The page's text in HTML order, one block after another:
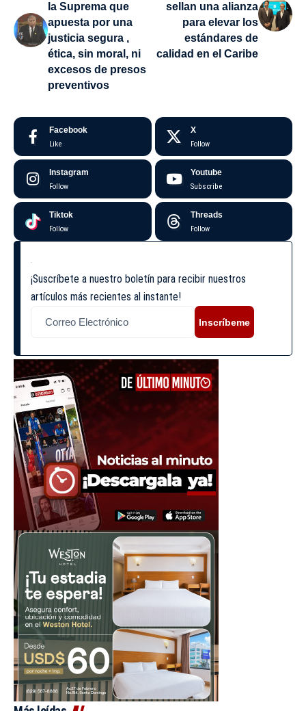
la Suprema que
apuesta por una
justicia segura ,
ética, sin moral, ni
excesos de presos
preventivos
sellan una alianza
para elevar los
estándares de
calidad en el Caribe
Facebook
Like
X
Follow
Instagram
Follow
Youtube
Subscribe
Tiktok
Follow
Threads
Follow
¡Suscríbete a nuestro boletín para recibir nuestros
artículos más recientes al instante!
Inscríbeme